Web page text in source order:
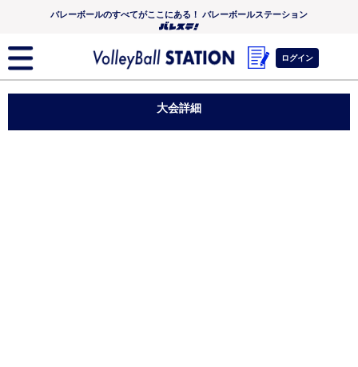
バレーボールのすべてがここにある！ バレーボールステーション
ログイン
大会詳細